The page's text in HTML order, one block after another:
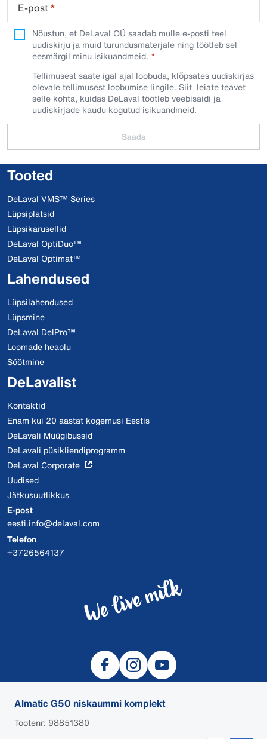
Almatic G50 niskaummi komplekt
Tootenr: 98851380
E-post*
Nõustun, et DeLaval OÜ saadab mulle e-posti teel
uudiskirju ja muid turundusmaterjale ning töötleb sel
eesmärgil minu isikuandmeid.​
Tellimusest saate igal ajal loobuda, klõpsates uudiskirjas
olevale tellimusest loobumise lingile. Siit leiateteavet
selle kohta, kuidas DeLaval töötleb veebisaidi ja
uudiskirjade kaudu kogutud isikuandmeid.
Saada
Tooted
DeLaval VMS™ Series
Lüpsiplatsid
Lüpsikarusellid
DeLaval OptiDuo™
DeLaval Optimat™
Lahendused
Lüpsilahendused
Lüpsmine
DeLaval DelPro™
Loomade heaolu
Söötmine
DeLavalist
Kontaktid
Enam kui 20 aastat kogemusi Eestis
DeLavali Müügibussid
DeLavali püsikliendiprogramm
DeLaval Corporate
Uudised
Jätkusuutlikkus
E-post
eesti.info@delaval.com
Telefon
+3726564137